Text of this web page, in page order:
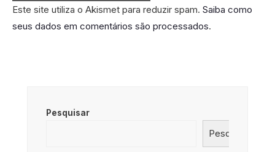
Este site utiliza o Akismet para reduzir spam. Saiba como
seus dados em comentários são processados.
Pesquisar
Pesquisar